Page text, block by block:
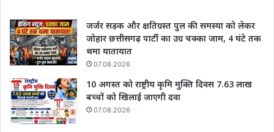
जर्जर सड़क और क्षतिग्रस्त पुल की समस्या को लेकर
जोहार छत्तीसगढ़ पार्टी का उग्र चक्का जाम, 4 घंटे तक
थमा यातायात
07.08.2026
10 अगस्त को राष्ट्रीय कृमि मुक्ति दिवस 7.63 लाख
बच्चों को खिलाई जाएगी दवा
07.08.2026